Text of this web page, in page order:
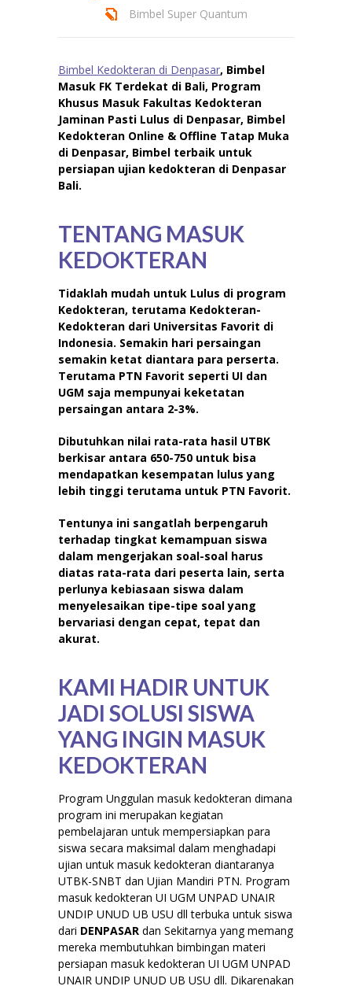
Bimbel Super Quantum
Bimbel Kedokteran di Denpasar, Bimbel
Masuk FK Terdekat di Bali, Program
Khusus Masuk Fakultas Kedokteran
Jaminan Pasti Lulus di Denpasar, Bimbel
Kedokteran Online & Offline Tatap Muka
di Denpasar, Bimbel terbaik untuk
persiapan ujian kedokteran di Denpasar
Bali.
TENTANG MASUK
KEDOKTERAN
Tidaklah mudah untuk Lulus di program
Kedokteran, terutama Kedokteran-
Kedokteran dari Universitas Favorit di
Indonesia. Semakin hari persaingan
semakin ketat diantara para perserta.
Terutama PTN Favorit seperti UI dan
UGM saja mempunyai keketatan
persaingan antara 2-3%.
Dibutuhkan nilai rata-rata hasil UTBK
berkisar antara 650-750 untuk bisa
mendapatkan kesempatan lulus yang
lebih tinggi terutama untuk PTN Favorit.
Tentunya ini sangatlah berpengaruh
terhadap tingkat kemampuan siswa
dalam mengerjakan soal-soal harus
diatas rata-rata dari peserta lain, serta
perlunya kebiasaan siswa dalam
menyelesaikan tipe-tipe soal yang
bervariasi dengan cepat, tepat dan
akurat.
KAMI HADIR UNTUK
JADI SOLUSI SISWA
YANG INGIN MASUK
KEDOKTERAN
Program Unggulan masuk kedokteran dimana
program ini merupakan kegiatan
pembelajaran untuk mempersiapkan para
siswa secara maksimal dalam menghadapi
ujian untuk masuk kedokteran diantaranya
UTBK-SNBT dan Ujian Mandiri PTN. Program
masuk kedokteran UI UGM UNPAD UNAIR
UNDIP UNUD UB USU dll terbuka untuk siswa
dari DENPASAR dan Sekitarnya yang memang
mereka membutuhkan bimbingan materi
persiapan masuk kedokteran UI UGM UNPAD
UNAIR UNDIP UNUD UB USU dll. Dikarenakan